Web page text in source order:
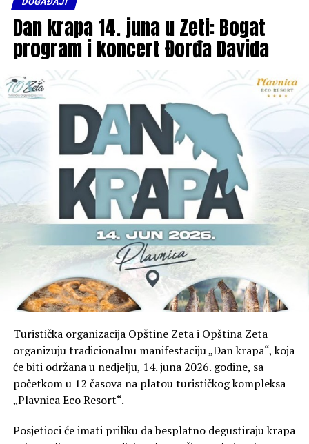
Dan krapa 14. juna u Zeti: Bogat
program i koncert Đorđa Davida
Turistička organizacija Opštine Zeta i Opština Zeta
organizuju tradicionalnu manifestaciju „Dan krapa“, koja
će biti održana u nedjelju, 14. juna 2026. godine, sa
početkom u 12 časova na platou turističkog kompleksa
„Plavnica Eco Resort“.
Posjetioci će imati priliku da besplatno degustiraju krapa